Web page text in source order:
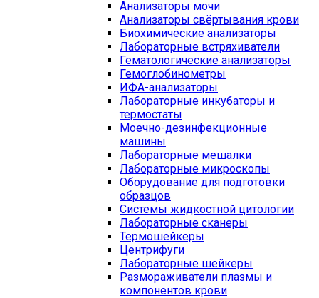
Анализаторы мочи
Анализаторы свёртывания крови
Биохимические анализаторы
Лабораторные встряхиватели
Гематологические анализаторы
Гемоглобинометры
ИФА-анализаторы
Лабораторные инкубаторы и
термостаты
Моечно-дезинфекционные
машины
Лабораторные мешалки
Лабораторные микроскопы
Оборудование для подготовки
образцов
Системы жидкостной цитологии
Лабораторные сканеры
Термошейкеры
Центрифуги
Лабораторные шейкеры
Размораживатели плазмы и
компонентов крови